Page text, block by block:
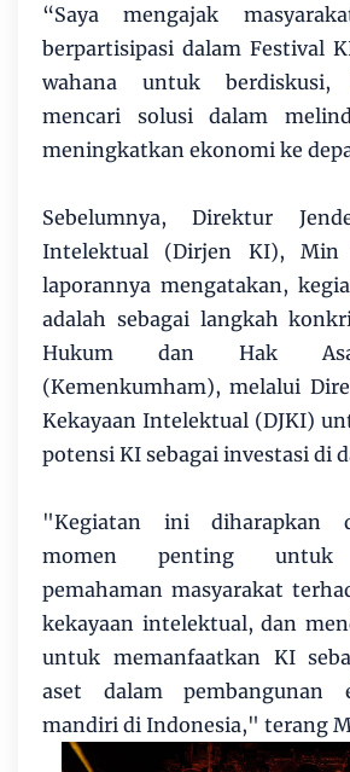
“Saya mengajak
berpartisipasi dalam Festival
wahana untuk berdiskusi,
mencari solusi dalam
meningkatkan ekonomi ke
Sebelumnya, Direktur
Intelektual (Dirjen KI), Min
laporannya mengatakan,
adalah sebagai langkah
Hukum dan Hak
(Kemenkumham), melalui
Kekayaan Intelektual (DJKI)
potensi KI sebagai investasi di
"Kegiatan ini diharapkan
momen penting untuk
pemahaman masyarakat
kekayaan intelektual, dan
untuk memanfaatkan KI
aset dalam pembangunan
mandiri di Indonesia," terang